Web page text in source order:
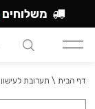
דף הבית \ תערובת לעישון
משלוחים